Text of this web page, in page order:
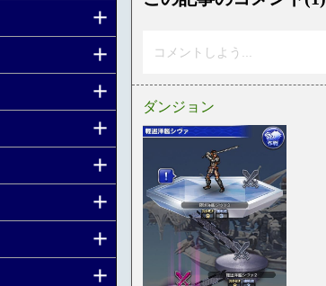
コメントしよう...
ダンジョン